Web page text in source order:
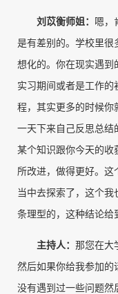
刘苡衡师姐 ：
嗯，
是有差别的。学校里很
想化的。你在现实遇到
实习期间或者是工作的
程，其实更多的时候你
一天下来自己反思总结
某个知识跟你今天的收
所改进，做得更好。
当中去探索了，这个
条理型的，这种结论给
主持人： 那您在大
然后如果你给我参加的
没有遇到过一些问题然